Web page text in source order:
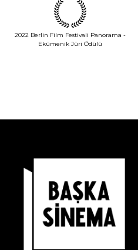
2022 Berlin Film Festivali Panorama -
Ekümenik Jüri Ödülü